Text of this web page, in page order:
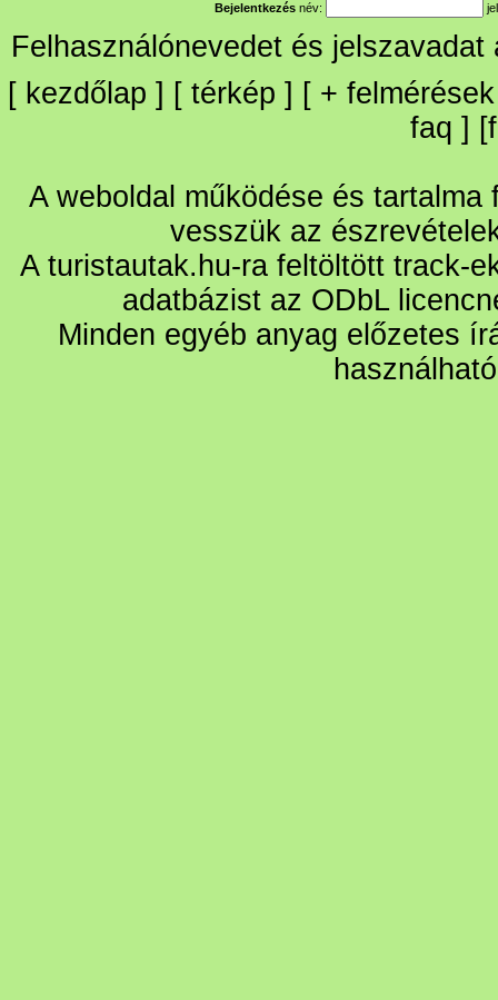
Bejelentkezés név:
Felhasználónevedet és
[ kezdőlap ] [ térkép ] [ + felmérések
faq ] [
A weboldal működése és
vesszük az
A turistautak.hu-ra feltöltött track-
adatbázist az ODbL
Minden egyéb anyag előzetes